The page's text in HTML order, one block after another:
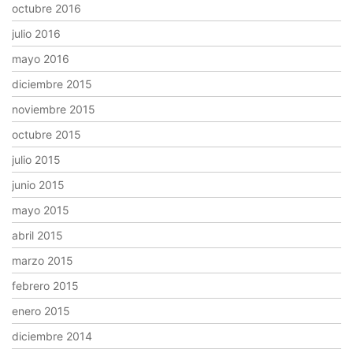
octubre 2016
julio 2016
mayo 2016
diciembre 2015
noviembre 2015
octubre 2015
julio 2015
junio 2015
mayo 2015
abril 2015
marzo 2015
febrero 2015
enero 2015
diciembre 2014